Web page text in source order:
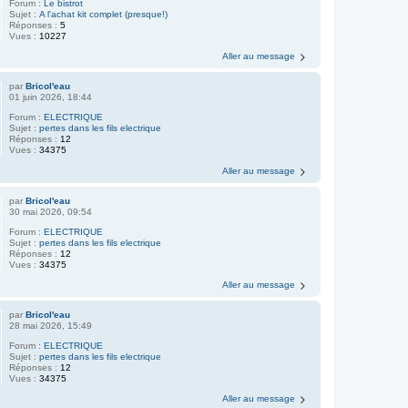
Forum :
Le bistrot
Sujet :A l'achat kit complet (presque!)
Réponses :5
Vues : 10227
Aller au message
parBricol'eau
01 juin 2026, 18:44
Forum :ELECTRIQUE
Sujet :pertes dans les fils electrique
Réponses : 12
Vues :34375
Aller au message
parBricol'eau
30 mai 2026, 09:54
Forum :ELECTRIQUE
Sujet :pertes dans les fils electrique
Réponses : 12
Vues :34375
Aller au message
parBricol'eau
28 mai 2026, 15:49
Forum :ELECTRIQUE
Sujet :pertes dans les fils electrique
Réponses : 12
Vues :34375
Aller au message